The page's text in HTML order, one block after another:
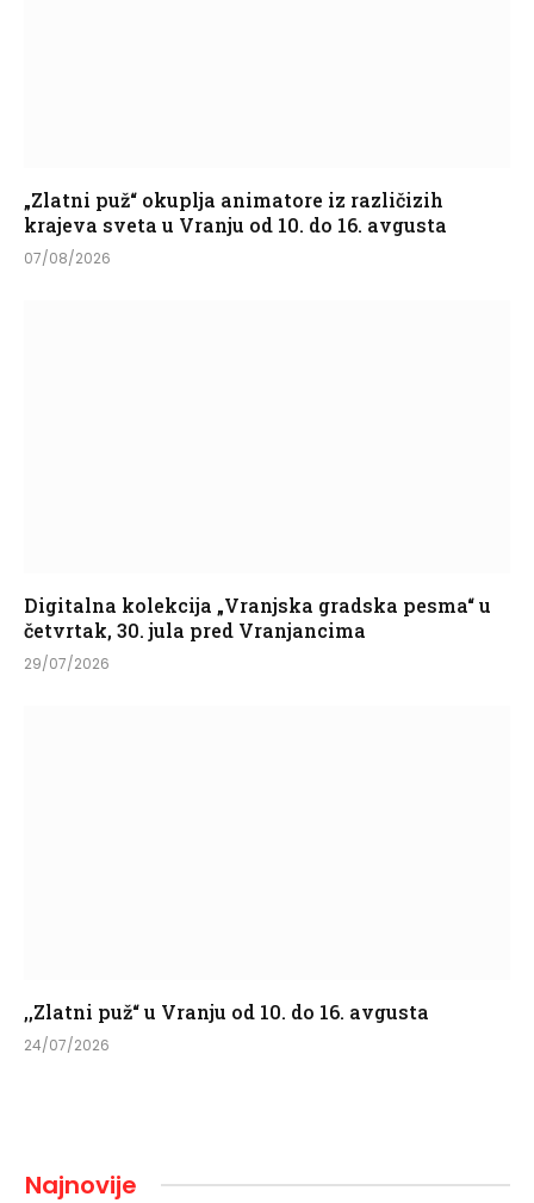
„Zlatni puž“ okuplja animatore iz različizih
krajeva sveta u Vranju od 10. do 16. avgusta
07/08/2026
Digitalna kolekcija „Vranjska gradska pesma“ u
četvrtak, 30. jula pred Vranjancima
29/07/2026
,,Zlatni puž“ u Vranju od 10. do 16. avgusta
24/07/2026
Najnovije